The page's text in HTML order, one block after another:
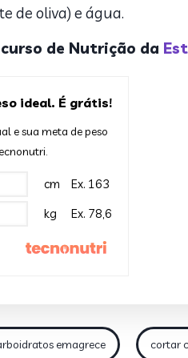
de oliva) e água.
de Nutrição da
ideal. É grátis!
e sua meta de peso
cm Ex. 163
kg Ex. 78,6
emagrece cortar